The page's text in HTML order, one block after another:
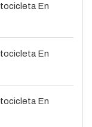
En
En
En